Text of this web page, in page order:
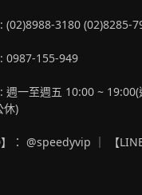
: (02)8988-3180 (02)8285-
: 0987-155-949
: 週一至週五 10:00 ~
休)
】： @speedyvip ｜ 【